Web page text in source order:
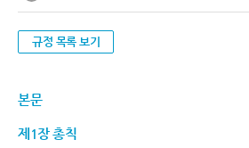
규정 목록 보기
본문
제1장 총칙